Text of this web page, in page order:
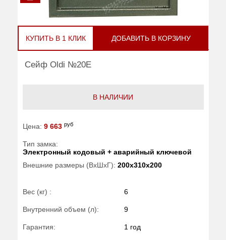
КУПИТЬ В 1 КЛИК ДОБАВИТЬ В КОРЗИНУ
Сейф Oldi №20Е
В НАЛИЧИИ
Цена: 9 663 руб
Тип замка:
Электронный кодовый + аварийный ключевой
Внешние размеры (ВхШхГ): 200x310x200
Вес (кг) : 6
Внутренний объем (л): 9
Гарантия: 1 год